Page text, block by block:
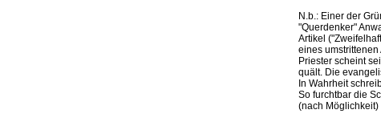
N.b.: Einer der
"Querdenker"
Artikel
eines umstrittenen
Priester scheint
quält. Die
In Wahrheit
So furchtbar die
(nach